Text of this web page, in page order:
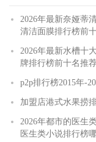
2026年最新奈娅蒂
清洁面膜排行榜前
2026年最新水槽十
牌排行榜前十名推
p2p排行榜2015年-
加盟店港式水果捞
2026年都市的医生
医生类小说排行榜